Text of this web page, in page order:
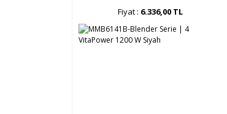
Fiyat : 6.336,00 TL